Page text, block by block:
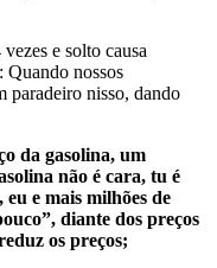
e solto causa
Quando nossos
paradeiro nisso, dando
da gasolina, um
não é cara, tu é
e mais milhões de
diante dos preços
os preços;